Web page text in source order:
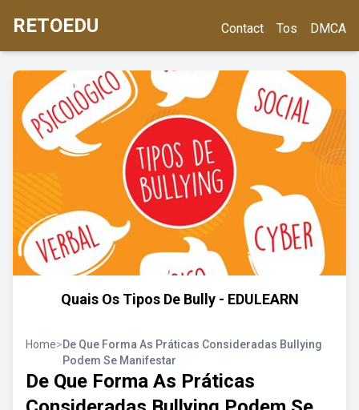
RETOEDU Contact Tos DMCA
Quais Os Tipos De Bully - EDULEARN
Home>De Que Forma As Práticas Consideradas Bullying
Podem Se Manifestar
De Que Forma As Práticas